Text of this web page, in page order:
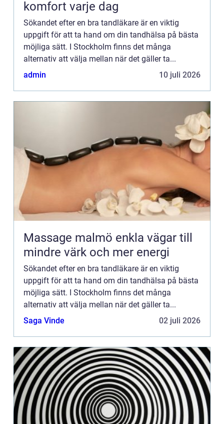
komfort varje dag
Sökandet efter en bra tandläkare är en viktig
uppgift för att ta hand om din tandhälsa på bästa
möjliga sätt. I Stockholm finns det många
alternativ att välja mellan när det gäller ta...
admin
10 juli 2026
Massage malmö enkla vägar till
mindre värk och mer energi
Sökandet efter en bra tandläkare är en viktig
uppgift för att ta hand om din tandhälsa på bästa
möjliga sätt. I Stockholm finns det många
alternativ att välja mellan när det gäller ta...
Saga Vinde
02 juli 2026